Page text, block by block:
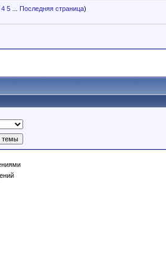
4 5 Последняя страница)